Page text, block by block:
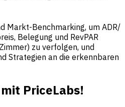
Markt-Benchmarking, um ADR/
Belegung und RevPAR
zu verfolgen, und
Strategien an die erkennbaren
PriceLabs!